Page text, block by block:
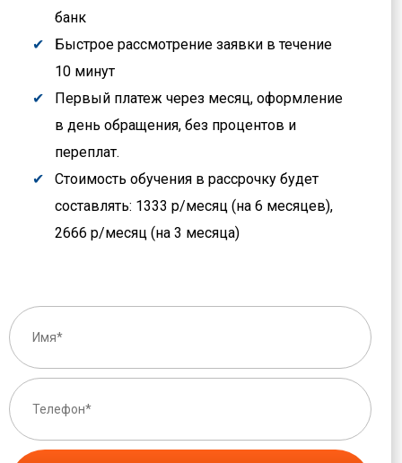
банк
Быстрое рассмотрение заявки в течение
10 минут
Первый платеж через месяц, оформление
в день обращения, без процентов и
переплат.
Стоимость обучения в рассрочку будет
составлять: 1333 р/месяц (на 6 месяцев),
2666 р/месяц (на 3 месяца)